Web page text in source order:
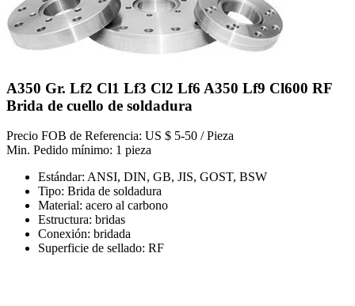
A350 Gr. Lf2 Cl1 Lf3 Cl2 Lf6 A350 Lf9 Cl600 RF
Brida de cuello de soldadura
Precio FOB de Referencia: US $ 5-50 / Pieza
Min. Pedido mínimo: 1 pieza
Estándar: ANSI, DIN, GB, JIS, GOST, BSW
Tipo: Brida de soldadura
Material: acero al carbono
Estructura: bridas
Conexión: bridada
Superficie de sellado: RF